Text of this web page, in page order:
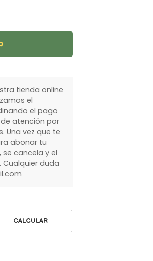
tienda online
el
el pago
atención por
Una vez que te
abonar tu
se cancela y el
Cualquier duda
CALCULAR